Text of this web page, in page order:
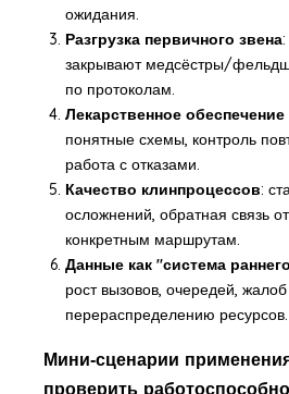
ожидания.
Разгрузка первичного звена:
закрывают медсёстры/
по протоколам.
Лекарственное
понятные схемы, контроль
работа с отказами.
Качество клинпроцессов:
осложнений, обратная связь
конкретным маршрутам.
Данные как "система
рост вызовов, очередей, жалоб
перераспределению ресурсов.
Мини‑сценарии
проверить